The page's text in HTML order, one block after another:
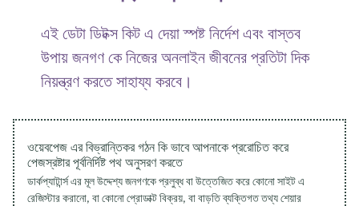
এই ডেটা ডিটক্স কিট এ দেয়া স্পষ্ট নির্দেশ এবং বাস্তব
উপায় জনগণ কে নিজের অনলাইন জীবনের প্রতিটা দিক
নিয়ন্ত্রণ করতে সাহায্য করবে।
ওয়েবপেজ এর বিভ্রান্তিকর গঠন কি ভাবে আপনাকে প্ররোচিত করে
পেজস্রষ্টার পূর্বনির্দিষ্ট পথ অনুসরণ করতে
ডার্কপ্যাটার্ন্স এর মূল উদ্দেশ্য জনগণকে প্রলুব্ধ বা উত্তেজিত করে কোনো সাইট এ
রেজিস্টার করানো, বা কোনো প্রোডাক্ট বিক্রয়, বা বাড়তি ব্যক্তিগত তথ্য শেয়ার